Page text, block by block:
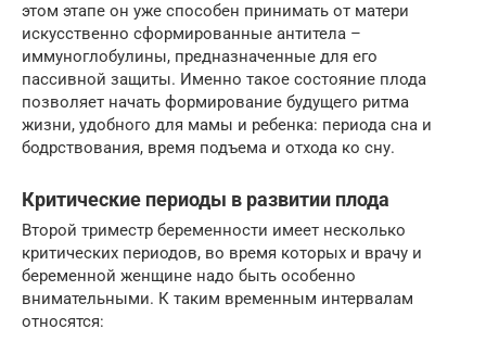
этом этапе он уже способен принимать от матери
искусственно сформированные антитела –
иммуноглобулины, предназначенные для его
пассивной защиты. Именно такое состояние плода
позволяет начать формирование будущего ритма
жизни, удобного для мамы и ребенка: периода сна и
бодрствования, время подъема и отхода ко сну.
Критические периоды в развитии плода
Второй триместр беременности имеет несколько
критических периодов, во время которых и врачу и
беременной женщине надо быть особенно
внимательными. К таким временным интервалам
относятся: